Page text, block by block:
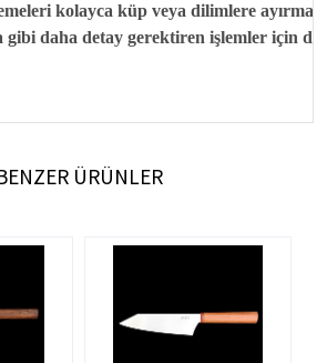
kolayca küp veya dilimlere
gibi daha detay gerektiren işlemler için
ÜRÜNLER